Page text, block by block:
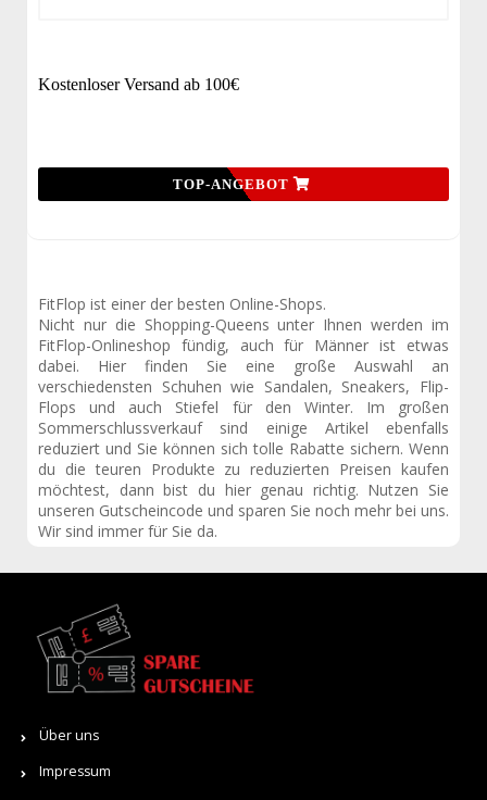
Kostenloser Versand ab 100€
TOP-ANGEBOT
FitFlop ist einer der besten Online-Shops.
Nicht nur die Shopping-Queens unter Ihnen werden im
FitFlop-Onlineshop fündig, auch für Männer ist etwas
dabei. Hier finden Sie eine große Auswahl an
verschiedensten Schuhen wie Sandalen, Sneakers, Flip-
Flops und auch Stiefel für den Winter. Im großen
Sommerschlussverkauf sind einige Artikel ebenfalls
reduziert und Sie können sich tolle Rabatte sichern. Wenn
du die teuren Produkte zu reduzierten Preisen kaufen
möchtest, dann bist du hier genau richtig. Nutzen Sie
unseren Gutscheincode und sparen Sie noch mehr bei uns.
Wir sind immer für Sie da.
Über uns
Impressum